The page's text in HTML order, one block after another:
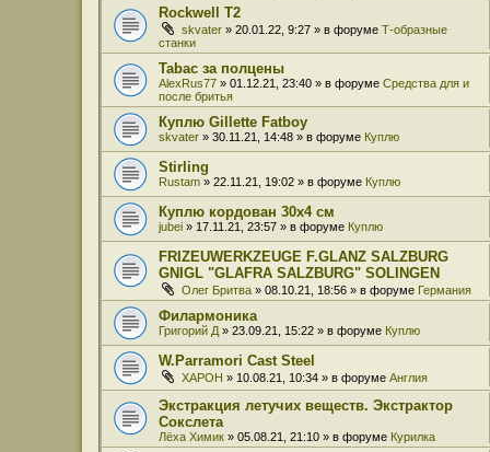
Rockwell T2
skvater » 20.01.22, 9:27 » в форуме Т-образные
станки
Tabac за полцены
AlexRus77 » 01.12.21, 23:40 » в форуме Средства для и
после бритья
Куплю Gillette Fatboy
skvater » 30.11.21, 14:48 » в форуме Куплю
Stirling
Rustam » 22.11.21, 19:02 » в форуме Куплю
Куплю кордован 30x4 см
jubei » 17.11.21, 23:57 » в форуме Куплю
FRIZEUWERKZEUGE F.GLANZ SALZBURG
GNIGL "GLAFRA SALZBURG" SOLINGEN
Олег Бритва » 08.10.21, 18:56 » в форуме Германия
Филармоника
Григорий Д » 23.09.21, 15:22 » в форуме Куплю
W.Parramori Cast Steel
XAPOH » 10.08.21, 10:34 » в форуме Англия
Экстракция летучих веществ. Экстрактор
Сокслета
Лёха Химик » 05.08.21, 21:10 » в форуме Курилка